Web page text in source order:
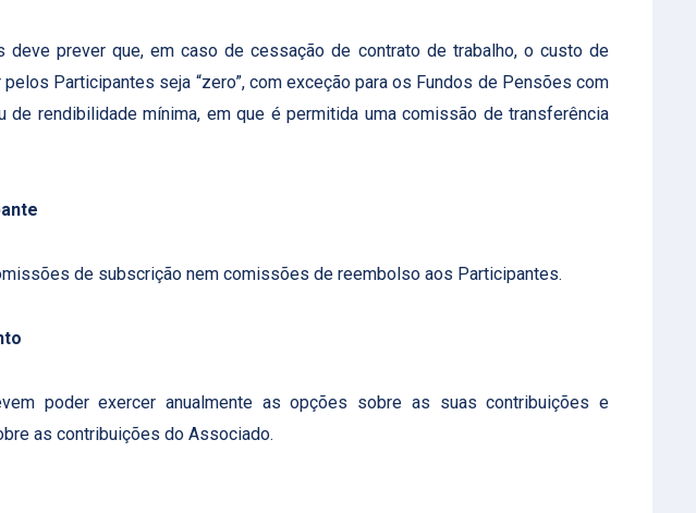
deve prever que, em caso de cessação de contrato de trabalho, o custo de
Participantes seja “zero”, com exceção para os Fundos de Pensões com
de rendibilidade mínima, em que é permitida uma comissão de transferência
de subscrição nem comissões de reembolso aos Participantes.
poder exercer anualmente as opções sobre as suas contribuições e
as contribuições do Associado.